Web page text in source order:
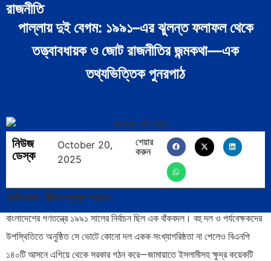
রাজনীতি
পাল্লায় দুই বেগম: ১৯৯১–এর ঝুলন্ত ফলাফল থেকে
তত্ত্বাবধায়ক ও জোট রাজনীতির জন্মকথা—এক
তথ্যভিত্তিক পুনরপাঠ
নিউজ
ডেস্ক
October 20,
2025
শেয়ার
করুন
প্রতিবেদক: বিডিএস বুলবুল আহমেদ
বাংলাদেশের গণতন্ত্রে ১৯৯১ সালের নির্বাচন ছিল এক বাঁকবদল। বহু দল ও পর্যবেক্ষকদের
উপস্থিতিতে অনুষ্ঠিত সে ভোটে কোনো দল একক সংখ্যাগরিষ্ঠতা না পেলেও বিএনপি
১৪০টি আসনে এগিয়ে থেকে সরকার গঠন করে—জামায়াতে ইসলামীসহ ক্ষুদ্র কয়েকটি